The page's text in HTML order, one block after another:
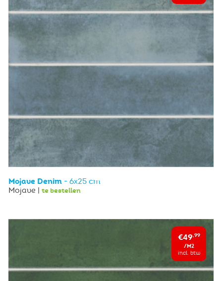
Mojave Denim - 6x25 cm
Mojave | te bestellen
€49,99
/M2
incl. btw